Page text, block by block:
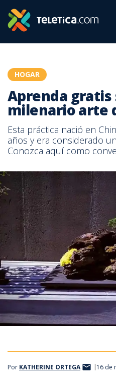
HOGAR
Aprenda gratis
milenario arte
Esta práctica nació en
años y era considerado
Conozca aquí como
Por KATHERINE ORTEGA 16 de